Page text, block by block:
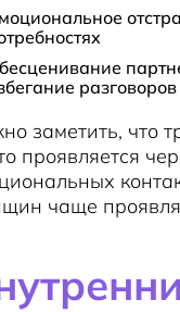
заметить, что
проявляется
чаще